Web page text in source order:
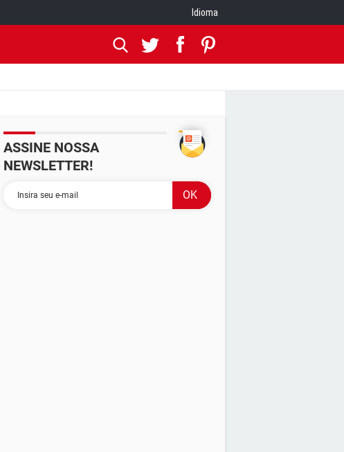
Idioma
ASSINE NOSSA
NEWSLETTER!